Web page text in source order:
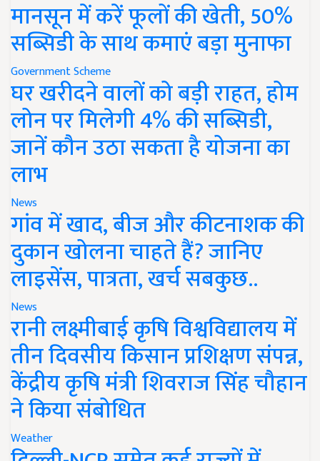
मानसून में करें फूलों की खेती, 50%
सब्सिडी के साथ कमाएं बड़ा मुनाफा
Government Scheme
घर खरीदने वालों को बड़ी राहत, होम
लोन पर मिलेगी 4% की सब्सिडी,
जानें कौन उठा सकता है योजना का
लाभ
News
गांव में खाद, बीज और कीटनाशक की
दुकान खोलना चाहते हैं? जानिए
लाइसेंस, पात्रता, खर्च सबकुछ..
News
रानी लक्ष्मीबाई कृषि विश्वविद्यालय में
तीन दिवसीय किसान प्रशिक्षण संपन्न,
केंद्रीय कृषि मंत्री शिवराज सिंह चौहान
ने किया संबोधित
Weather